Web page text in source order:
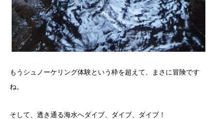
もうシュノーケリング体験という枠を超えて、まさに冒険です
ね。
そして、透き通る海水へダイブ、ダイブ、ダイブ！